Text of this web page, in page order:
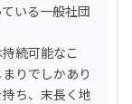
いる一般社団
続可能なこ
りでしかあり
ち、末長く地